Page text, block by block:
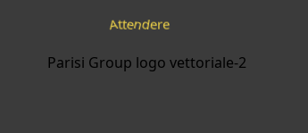
Attendere